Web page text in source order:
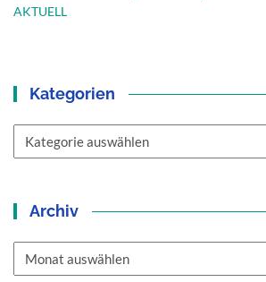
AKTUELL
Kategorien
Archiv